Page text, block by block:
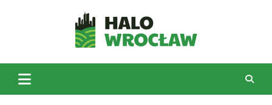
HaloWrocław.pl